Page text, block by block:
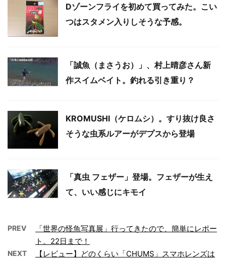
Dゾーンフライを初めて買ってみた。こい
つはスタメン入りしそうな予感。
「誠魚（まさうお）」、村上晴彦さん新
作スイムベイト。釣れる引き重り？
KROMUSHI（ケロムシ）。すり抜け良さ
そうな虫系ルアーがデプスから登場
「真虫 フェザー」登場。フェザーが生え
て、いい感じにキモイ
PREV
「世界の怪魚写真展」行ってきたので、簡単にレポー
ト。22日まで！
NEXT
【レビュー】どのくらい「CHUMS」スマホレンズは